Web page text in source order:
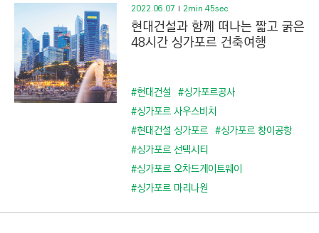
2022.06.07 2min 45sec
현대건설과 함께 떠나는 짧고 굵은
48시간 싱가포르 건축여행
#현대건설 #싱가포르공사
#싱가포르 사우스비치
#현대건설 싱가포르 #싱가포르 창이공항
#싱가포르 선텍시티
#싱가포르 오차드게이트웨이
#싱가포르 마리나원